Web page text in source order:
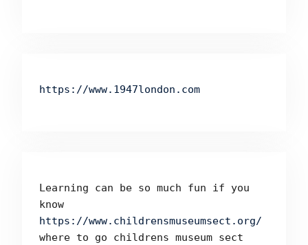
https://www.1947london.com
Learning can be so much fun if you
know
https://www.childrensmuseumsect.org/
where to go childrens museum sect